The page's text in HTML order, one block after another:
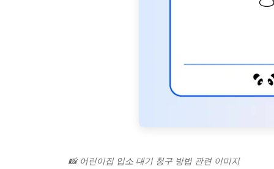
📸 어린이집 입소 대기 청구 방법 관련 이미지